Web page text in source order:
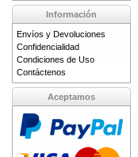
Información
Envíos y Devoluciones
Confidencialidad
Condiciones de Uso
Contáctenos
Aceptamos